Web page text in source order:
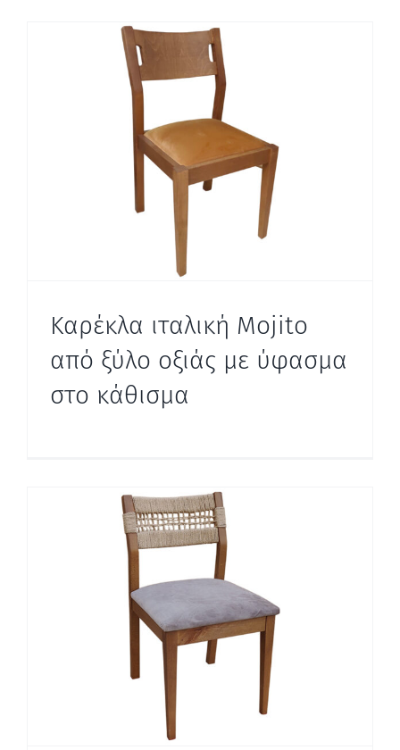
Καρέκλα ιταλική Mojito
από ξύλο οξιάς με ύφασμα
στο κάθισμα